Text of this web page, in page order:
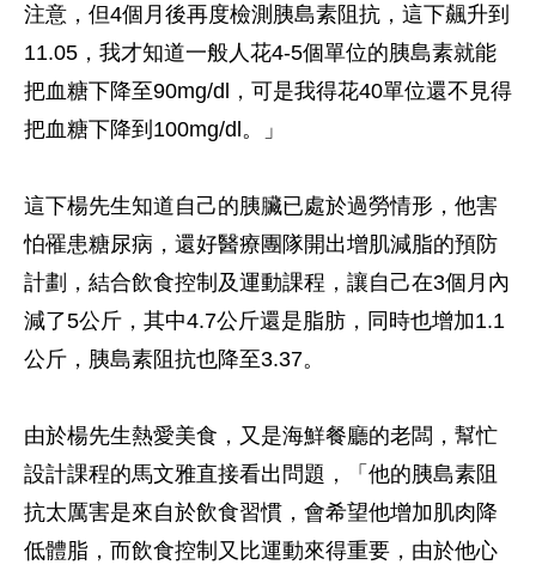
注意，但4個月後再度檢測胰島素阻抗，這下飆升到
11.05，我才知道一般人花4-5個單位的胰島素就能
把血糖下降至90mg/dl，可是我得花40單位還不見得
把血糖下降到100mg/dl。」
這下楊先生知道自己的胰臟已處於過勞情形，他害
怕罹患糖尿病，還好醫療團隊開出增肌減脂的預防
計劃，結合飲食控制及運動課程，讓自己在3個月內
減了5公斤，其中4.7公斤還是脂肪，同時也增加1.1
公斤，胰島素阻抗也降至3.37。
由於楊先生熱愛美食，又是海鮮餐廳的老闆，幫忙
設計課程的馬文雅直接看出問題，「他的胰島素阻
抗太厲害是來自於飲食習慣，會希望他增加肌肉降
低體脂，而飲食控制又比運動來得重要，由於他心